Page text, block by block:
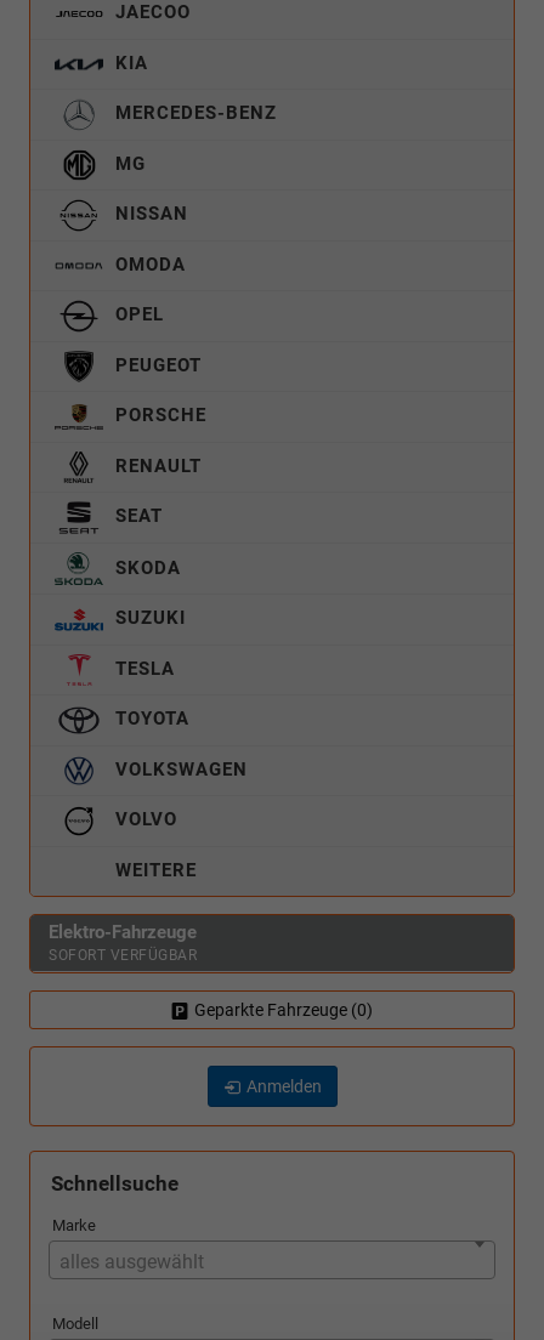
JAECOO
KIA
MERCEDES-BENZ
MG
NISSAN
OMODA
OPEL
PEUGEOT
PORSCHE
RENAULT
SEAT
SKODA
SUZUKI
TESLA
TOYOTA
VOLKSWAGEN
VOLVO
WEITERE
Elektro-Fahrzeuge
SOFORT VERFÜGBAR
Geparkte Fahrzeuge (0)
Anmelden
Schnellsuche
Marke
alles ausgewählt
Modell